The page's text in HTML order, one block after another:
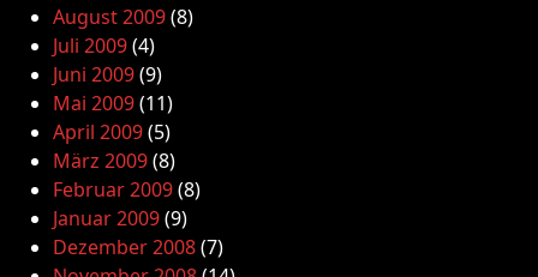
August 2009(8)
Juli 2009(4)
Juni 2009(9)
Mai 2009(11)
April 2009(5)
März 2009(8)
Februar 2009(8)
Januar 2009(9)
Dezember 2008(7)